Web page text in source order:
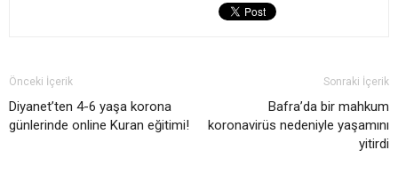
Önceki İçerik
Diyanet’ten 4-6 yaşa korona
günlerinde online Kuran eğitimi!
Sonraki İçerik
Bafra’da bir mahkum
koronavirüs nedeniyle yaşamını
yitirdi